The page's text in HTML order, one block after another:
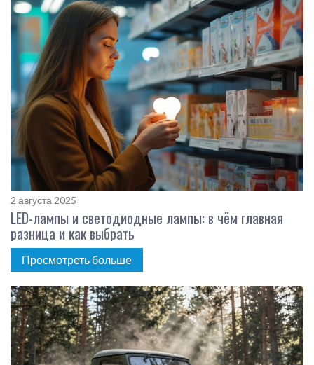
2 августа 2025
LED-лампы и светодиодные лампы: в чём главная
разница и как выбрать
Просмотреть больше